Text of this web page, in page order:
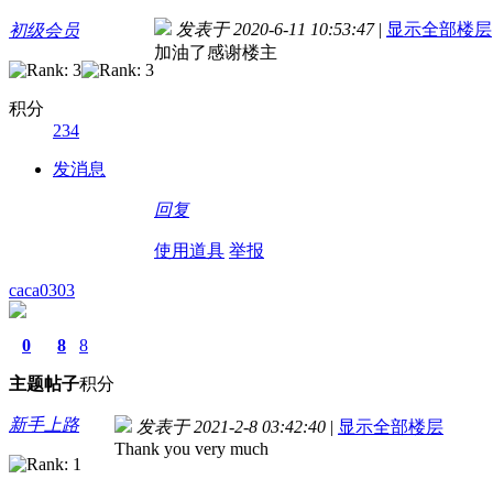
初级会员
积分
234
发消息
发表于 2020-6-11 10:53:47 | 显示全部楼层
加油了感谢楼主
回复
使用道具 举报
caca0303
0
主题
8
帖子
8
积分
新手上路 发表于 2021-2-8 03:42:40 | 显示全部楼层
Thank you very much